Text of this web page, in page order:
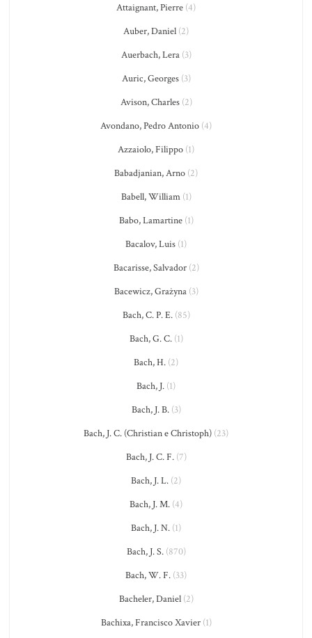
Attaignant, Pierre (4)
Auber, Daniel (2)
Auerbach, Lera(3)
Auric, Georges(3)
Avison, Charles(2)
Avondano, Pedro Antonio (4)
Azzaiolo, Filippo (1)
Babadjanian, Arno (2)
Babell, William(1)
Babo, Lamartine(1)
Bacalov, Luis (1)
Bacarisse, Salvador(2)
Bacewicz, Grażyna(3)
Bach, C. P. E.(85)
Bach, G. C.(1)
Bach, H. (2)
Bach, J. (1)
Bach, J. B.(3)
Bach, J. C. (Christian e Christoph) (23)
Bach, J. C. F.(7)
Bach, J. L. (2)
Bach, J. M. (4)
Bach, J. N. (1)
Bach, J. S.(870)
Bach, W. F. (33)
Bacheler, Daniel(2)
Bachixa, Francisco Xavier(1)